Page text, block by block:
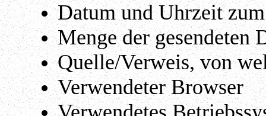
Datum und Uhrzeit
Menge der gesendeten
Quelle/Verweis, von
Verwendeter Browser